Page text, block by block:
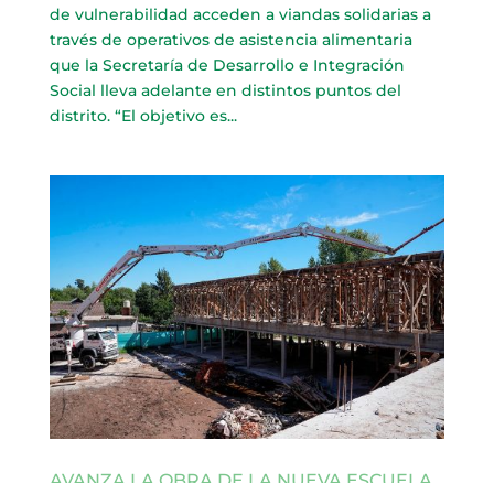
de vulnerabilidad acceden a viandas solidarias a
través de operativos de asistencia alimentaria
que la Secretaría de Desarrollo e Integración
Social lleva adelante en distintos puntos del
distrito. “El objetivo es...